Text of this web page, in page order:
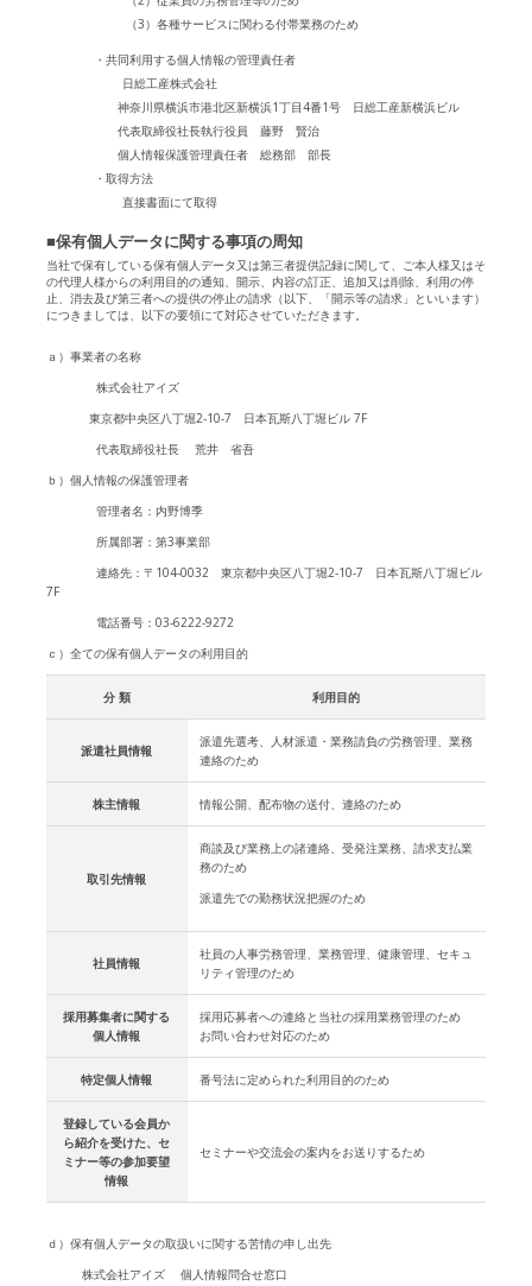
（3）各種サービスに関わる付帯業務のため
・共同利用する個人情報の管理責任者
日総工産株式会社
神奈川県横浜市港北区新横浜1丁目4番1号 日総工産新横浜ビル
代表取締役社長執行役員 藤野 賢治
個人情報保護管理責任者 総務部 部長
・取得方法
直接書面にて取得
■保有個人データに関する事項の周知
当社で保有している保有個人データ又は第三者提供記録に関して、ご本人様又はそ
の代理人様からの利用目的の通知、開示、内容の訂正、追加又は削除、利用の停
止、消去及び第三者への提供の停止の請求（以下、「開示等の請求」といいます）
につきましては、以下の要領にて対応させていただきます。
ａ）事業者の名称
株式会社アイズ
東京都中央区八丁堀2-10-7 日本瓦斯八丁堀ビル 7F
代表取締役社長 荒井 省吾
ｂ）個人情報の保護管理者
管理者名：内野博季
所属部署：第3事業部
連絡先：〒104-0032 東京都中央区八丁堀2-10-7 日本瓦斯八丁堀ビル
7F
電話番号：03-6222-9272
ｃ）全ての保有個人データの利用目的
分 類 利用目的
派遣社員情報
派遣先選考、人材派遣・業務請負の労務管理、業務
連絡のため
株主情報 情報公開、配布物の送付、連絡のため
取引先情報
商談及び業務上の諸連絡、受発注業務、請求支払業
務のため
派遣先での勤務状況把握のため
社員情報
社員の人事労務管理、業務管理、健康管理、セキュ
リティ管理のため
採用募集者に関する
個人情報
採用応募者への連絡と当社の採用業務管理のため
お問い合わせ対応のため
特定個人情報 番号法に定められた利用目的のため
登録している会員か
ら紹介を受けた、セ
ミナー等の参加要望
情報
セミナーや交流会の案内をお送りするため
ｄ）保有個人データの取扱いに関する苦情の申し出先
株式会社アイズ 個人情報問合せ窓口